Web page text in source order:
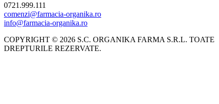
0721.999.111
comenzi@farmacia-organika.ro
info@farmacia-organika.ro
COPYRIGHT © 2026 S.C. ORGANIKA FARMA S.R.L. TOATE
DREPTURILE REZERVATE.